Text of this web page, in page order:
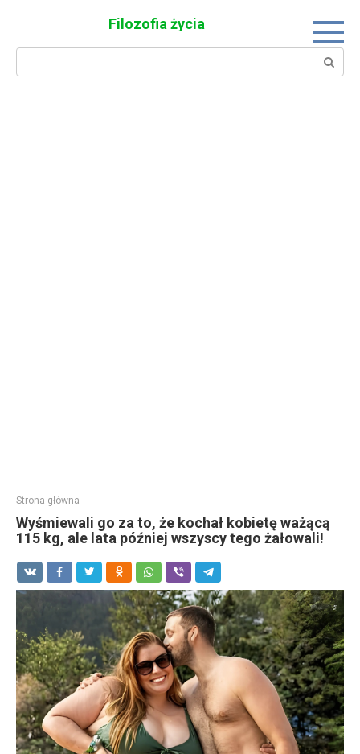
Filozofia życia
Search:
Strona główna
Wyśmiewali go za to, że kochał kobietę ważącą
115 kg, ale lata później wszyscy tego żałowali!